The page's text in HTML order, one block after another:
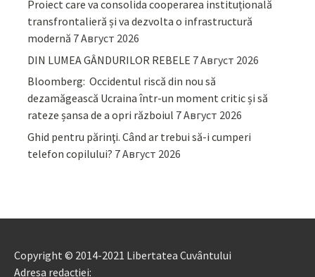
Proiect care va consolida cooperarea instituțională
transfrontalieră și va dezvolta o infrastructură
modernă 7 Август 2026
DIN LUMEA GÂNDURILOR REBELE 7 Август 2026
Bloomberg: Occidentul riscă din nou să
dezamăgească Ucraina într-un moment critic și să
rateze șansa de a opri războiul 7 Август 2026
Ghid pentru părinţi. Când ar trebui să-i cumperi
telefon copilului? 7 Август 2026
Copyright © 2014-2021 Libertatea Cuvântului
Adresa redacției: